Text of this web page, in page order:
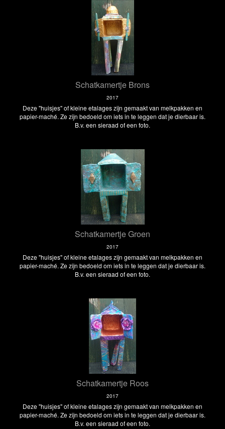
Schatkamertje Brons
2017
Deze "huisjes" of kleine etalages zijn gemaakt van melkpakken en
papier-maché. Ze zijn bedoeld om iets in te leggen dat je dierbaar is.
B.v. een sieraad of een foto.
Schatkamertje Groen
2017
Deze "huisjes" of kleine etalages zijn gemaakt van melkpakken en
papier-maché. Ze zijn bedoeld om iets in te leggen dat je dierbaar is.
B.v. een sieraad of een foto.
Schatkamertje Roos
2017
Deze "huisjes" of kleine etalages zijn gemaakt van melkpakken en
papier-maché. Ze zijn bedoeld om iets in te leggen dat je dierbaar is.
B.v. een sieraad of een foto.